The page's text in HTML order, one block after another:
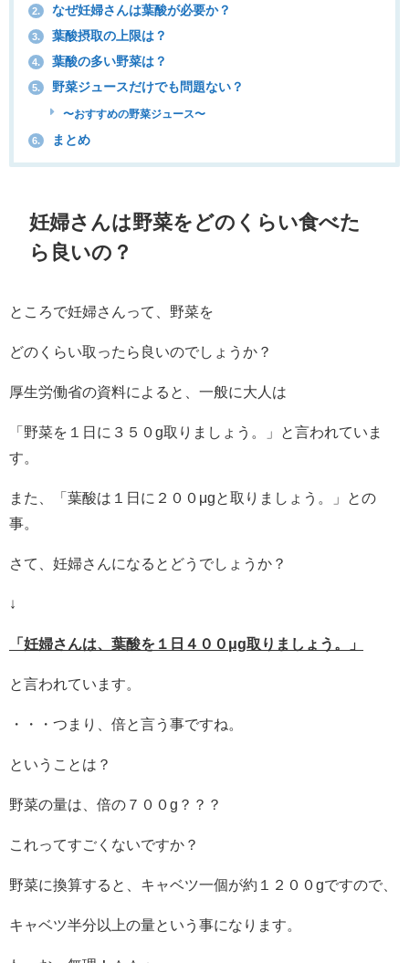
2. なぜ妊婦さんは葉酸が必要か？
3. 葉酸摂取の上限は？
4. 葉酸の多い野菜は？
5. 野菜ジュースだけでも問題ない？
〜おすすめの野菜ジュース〜
6. まとめ
妊婦さんは野菜をどのくらい食べた
ら良いの？
ところで妊婦さんって、野菜を
どのくらい取ったら良いのでしょうか？
厚生労働省の資料によると、一般に大人は
「野菜を１日に３５０g取りましょう。」と言われていま
す。
また、「葉酸は１日に２００μgと取りましょう。」との
事。
さて、妊婦さんになるとどうでしょうか？
↓
「妊婦さんは、葉酸を１日４００μg取りましょう。」
と言われています。
・・・つまり、倍と言う事ですね。
ということは？
野菜の量は、倍の７００g？？？
これってすごくないですか？
野菜に換算すると、キャベツ一個が約１２００gですので、
キャベツ半分以上の量という事になります。